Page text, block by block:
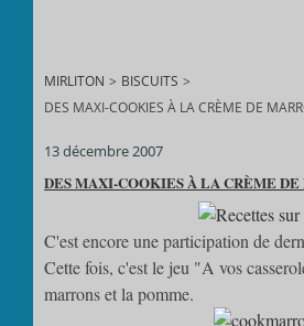
MIRLITON > BISCUITS >
DES MAXI-COOKIES À LA CRÈME DE
13 décembre 2007
DES MAXI-COOKIES À LA CRÈME DE
C'est encore une participation de
Cette fois, c'est le jeu "A vos
marrons et la pomme.